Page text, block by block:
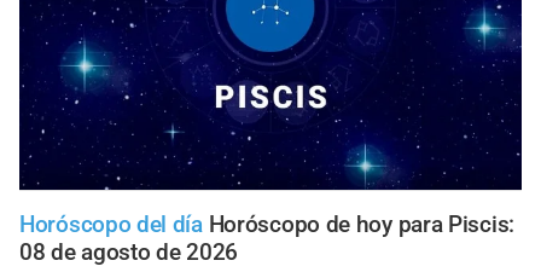
Horóscopo del día Horóscopo de hoy para Piscis:
08 de agosto de 2026